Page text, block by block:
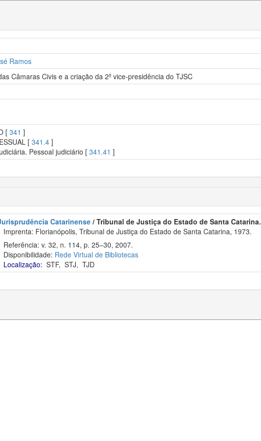
Ramos
Câmaras Civis e a criação da 2º vice-presidência do TJSC
[ 341 ]
[ 341.4 ]
Pessoal judiciário [341.41 ]
Catarinense / Tribunal de Justiça do Estado de Santa Catarina.
Imprenta: Florianópolis, Tribunal de Justiça do Estado de Santa Catarina, 1973.
Referência: v. 32, n. 114, p. 25–30, 2007.
Disponibilidade: Rede Virtual de Bibliotecas
Localização: STF, STJ, TJD